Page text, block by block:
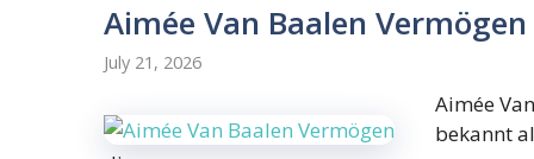
Aimée Van Baalen Vermögen
July 21, 2026
Aimée
bekannt